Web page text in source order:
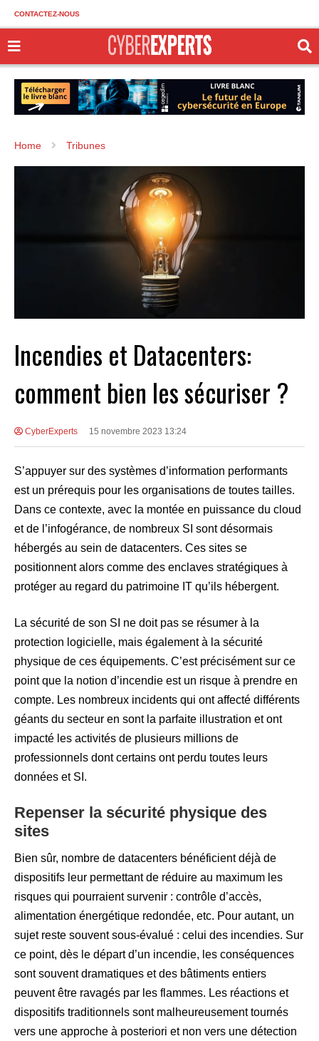
CONTACTEZ-NOUS
Home Tribunes
Incendies et Datacenters:
comment bien les sécuriser ?
CyberExperts 15 novembre 2023 13:24
S’appuyer sur des systèmes d’information performants
est un prérequis pour les organisations de toutes tailles.
Dans ce contexte, avec la montée en puissance du cloud
et de l’infogérance, de nombreux SI sont désormais
hébergés au sein de datacenters. Ces sites se
positionnent alors comme des enclaves stratégiques à
protéger au regard du patrimoine IT qu’ils hébergent.
La sécurité de son SI ne doit pas se résumer à la
protection logicielle, mais également à la sécurité
physique de ces équipements. C’est précisément sur ce
point que la notion d’incendie est un risque à prendre en
compte. Les nombreux incidents qui ont affecté différents
géants du secteur en sont la parfaite illustration et ont
impacté les activités de plusieurs millions de
professionnels dont certains ont perdu toutes leurs
données et SI.
Repenser la sécurité physique des
sites
Bien sûr, nombre de datacenters bénéficient déjà de
dispositifs leur permettant de réduire au maximum les
risques qui pourraient survenir : contrôle d’accès,
alimentation énergétique redondée, etc. Pour autant, un
sujet reste souvent sous-évalué : celui des incendies. Sur
ce point, dès le départ d’un incendie, les conséquences
sont souvent dramatiques et des bâtiments entiers
peuvent être ravagés par les flammes. Les réactions et
dispositifs traditionnels sont malheureusement tournés
vers une approche à posteriori et non vers une détection